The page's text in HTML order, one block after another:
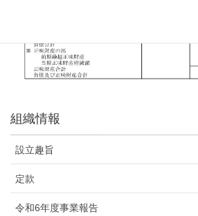
組織情報
設立趣旨
定款
令和6年度事業報告